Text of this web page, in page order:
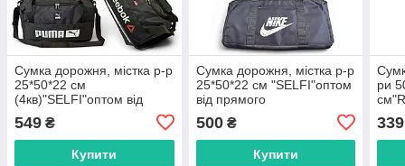
Сумка дорожня, містка р-р
25*50*22 см
(4кв)"SELFI"оптом від
549 ₴
Купити
Сумка дорожня, містка р-р
25*50*22 см "SELFI"оптом
від прямого
500₴
Купити
ри
339